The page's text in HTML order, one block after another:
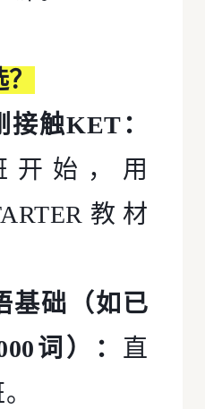
触KET：
开始，用
教材
基础（如已
词）： 直